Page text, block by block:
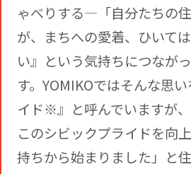
ゃべりする―「自分たちの
が、まちへの愛着、ひいて
い』という気持ちにつなが
す。YOMIKOではそんな思
イド※』と呼んでいますが
このシビックプライドを向
持ちから始まりました」と